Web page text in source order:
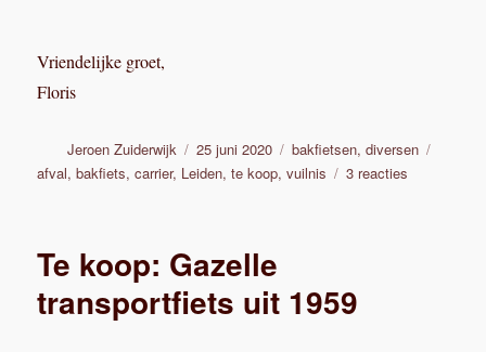
Vriendelijke groet,
Floris
Auteur
Jeroen Zuiderwijk
Geplaatst
op
25 juni 2020 Categorieën
bakfietsen,diversen
afval,bakfiets,carrier, Leiden,te koop,vuilnis 3 reacties
Te koop: Gazelle
transportfiets uit 1959